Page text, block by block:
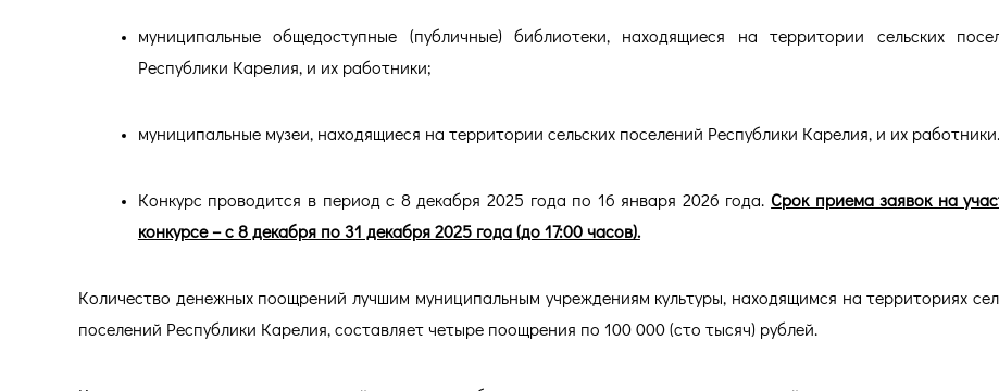
муниципальные общедоступные (публичные) библиотеки, находящиеся на территории сельских
Республики Карелия, и их работники;
муниципальные музеи, находящиеся на территории сельских поселений Республики Карелия, и их работники.
Конкурс проводится в период с 8 декабря 2025 года по 16 января 2026 года.Срок приема заявок на
конкурсе – с 8 декабря по 31 декабря 2025 года (до 17:00 часов).
Количество денежных поощрений лучшим муниципальным учреждениям культуры, находящимся на территориях
поселений Республики Карелия, составляет четыре поощрения по 100 000 (сто тысяч) рублей.